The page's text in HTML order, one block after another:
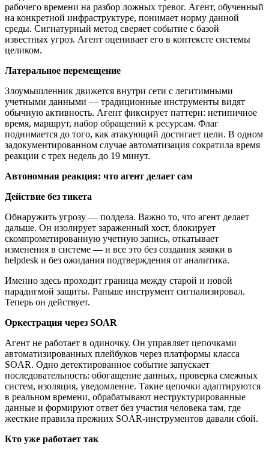
рабочего времени на разбор ложных тревог. Агент, обученный
на конкретной инфраструктуре, понимает норму данной
среды. Сигнатурный метод сверяет событие с базой
известных угроз. Агент оценивает его в контексте системы
целиком.
Латеральное перемещение
Злоумышленник движется внутри сети с легитимными
учетными данными — традиционные инструменты видят
обычную активность. Агент фиксирует паттерн: нетипичное
время, маршрут, набор обращений к ресурсам. Флаг
поднимается до того, как атакующий достигает цели. В одном
задокументированном случае автоматизация сократила время
реакции с трех недель до 19 минут.
Автономная реакция: что агент делает сам
Действие без тикета
Обнаружить угрозу — полдела. Важно то, что агент делает
дальше. Он изолирует зараженный хост, блокирует
скомпрометированную учетную запись, откатывает
изменения в системе — и все это без создания заявки в
helpdesk и без ожидания подтверждения от аналитика.
Именно здесь проходит граница между старой и новой
парадигмой защиты. Раньше инструмент сигнализировал.
Теперь он действует.
Оркестрация через SOAR
Агент не работает в одиночку. Он управляет цепочками
автоматизированных плейбуков через платформы класса
SOAR. Одно детектированное событие запускает
последовательность: обогащение данных, проверка смежных
систем, изоляция, уведомление. Такие цепочки адаптируются
в реальном времени, обрабатывают неструктурированные
данные и формируют ответ без участия человека там, где
жесткие правила прежних SOAR-инструментов давали сбой.
Кто уже работает так